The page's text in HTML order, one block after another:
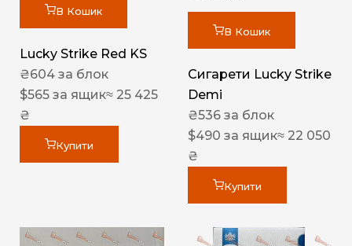
В Кошик
Lucky Strike Red KS
₴604 за блок
$565 за ящик≈ 25 425
₴
Купити
В Кошик
Сигарети Lucky Strike
Demi
₴536 за блок
$490 за ящик≈ 22 050
₴
Купити